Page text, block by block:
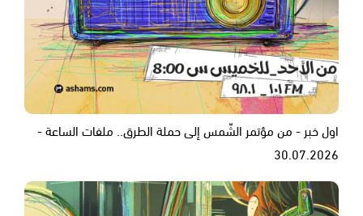
اول خبر - من مؤتمر الشّمس إلى حملة الطرق.. ملفات الساعة -
30.07.2026